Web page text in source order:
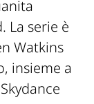
La serie è
Watkins
insieme a